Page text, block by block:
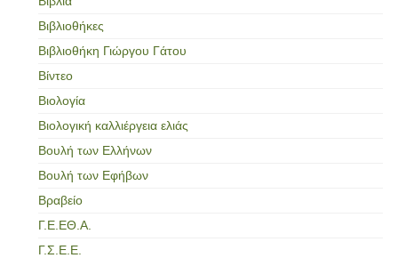
Βιβλιοθήκες
Βιβλιοθήκη Γιώργου Γάτου
Βίντεο
Βιολογία
Βιολογική καλλιέργεια ελιάς
Βουλή των Ελλήνων
Βουλή των Εφήβων
Βραβείο
Γ.Ε.ΕΘ.Α.
Γ.Σ.Ε.Ε.